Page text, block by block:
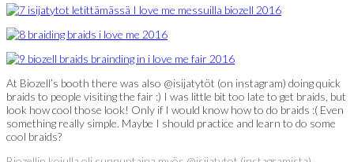
At Biozell’s booth there was also @isijatytöt (on instagram) doing quick
braids to people visiting the fair :) I was little bit too late to get braids, but
look how cool those look! Only if I would know how to do braids :( Even
something really simple. Maybe I should practice and learn to do some
cool braids?